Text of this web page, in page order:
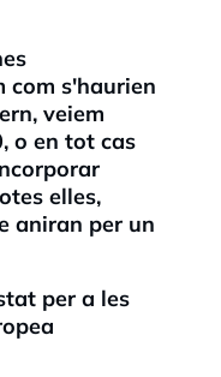
com s'haurien
veiem
o en tot cas
elles,
aniran per un
per a les